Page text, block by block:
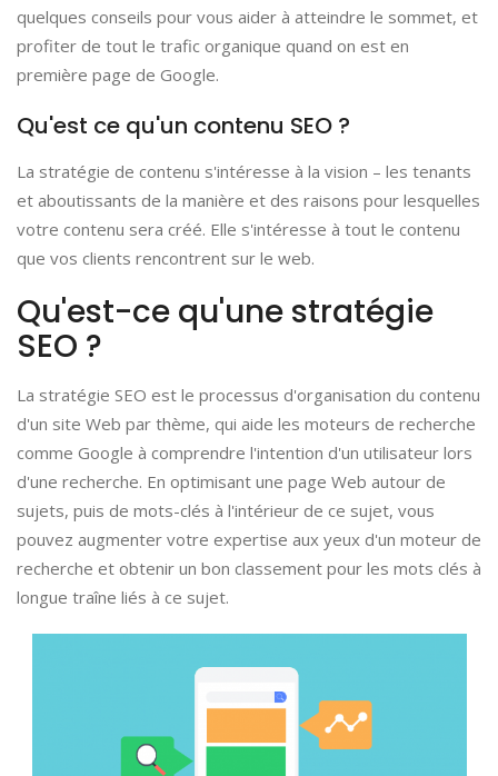
quelques conseils pour vous aider à atteindre le sommet, et
profiter de tout le trafic organique quand on est en
première page de Google.
Qu'est ce qu'un contenu SEO ?
La stratégie de contenu s'intéresse à la vision – les tenants
et aboutissants de la manière et des raisons pour lesquelles
votre contenu sera créé. Elle s'intéresse à tout le contenu
que vos clients rencontrent sur le web.
Qu'est-ce qu'une stratégie
SEO ?
La stratégie SEO est le processus d'organisation du contenu
d'un site Web par thème, qui aide les moteurs de recherche
comme Google à comprendre l'intention d'un utilisateur lors
d'une recherche. En optimisant une page Web autour de
sujets, puis de mots-clés à l'intérieur de ce sujet, vous
pouvez augmenter votre expertise aux yeux d'un moteur de
recherche et obtenir un bon classement pour les mots clés à
longue traîne liés à ce sujet.